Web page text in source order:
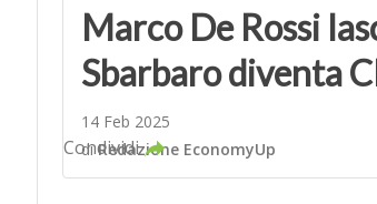
Marco De Rossi
Sbarbaro diventa
14 Feb 2025
diRedazione EconomyUp
Condividi